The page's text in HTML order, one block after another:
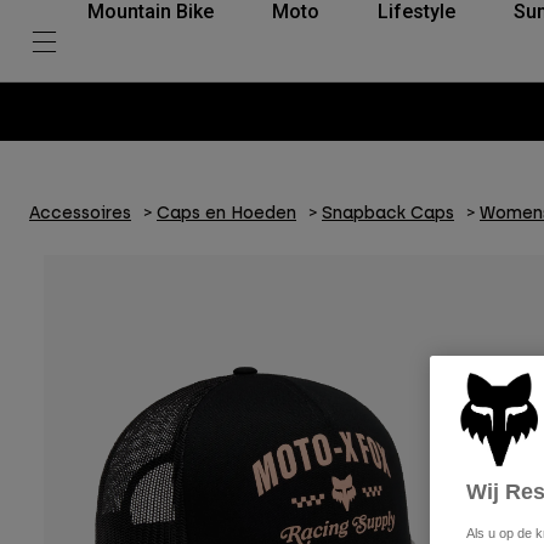
Mountain Bike Moto Lifestyle
Accessoires Caps en Hoeden Snapback Caps
Wij
Als u op de